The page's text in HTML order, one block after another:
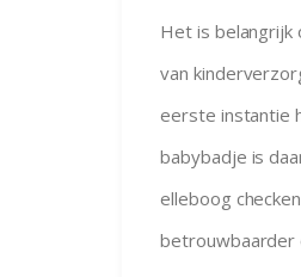
Het is belangrijk
van
eerste instantie
babybadje is
elleboog
betrouwbaarder